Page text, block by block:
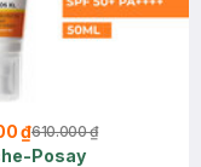
₫610.000 ₫
Posay